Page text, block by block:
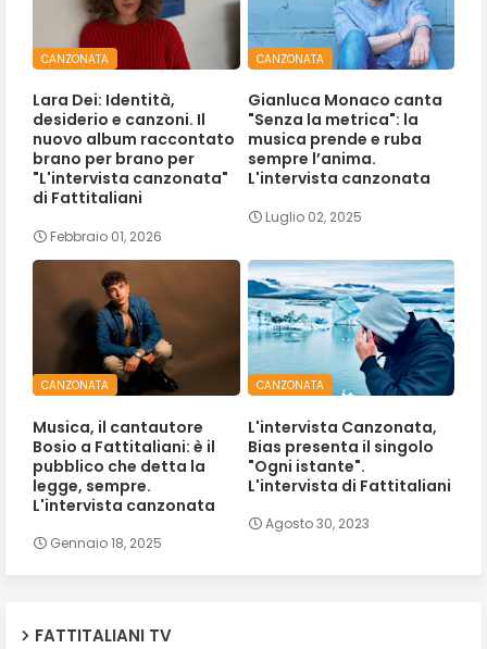
CANZONATA
Lara Dei: Identità,
desiderio e canzoni. Il
nuovo album raccontato
brano per brano per
"L'intervista canzonata"
di Fattitaliani
Febbraio 01, 2026
CANZONATA
Gianluca Monaco canta
"Senza la metrica": la
musica prende e ruba
sempre l’anima.
L'intervista canzonata
Luglio 02, 2025
CANZONATA
Musica, il cantautore
Bosio a Fattitaliani: è il
pubblico che detta la
legge, sempre.
L'intervista canzonata
Gennaio 18, 2025
CANZONATA
L'intervista Canzonata,
Bias presenta il singolo
"Ogni istante".
L'intervista di Fattitaliani
Agosto 30, 2023
FATTITALIANI TV